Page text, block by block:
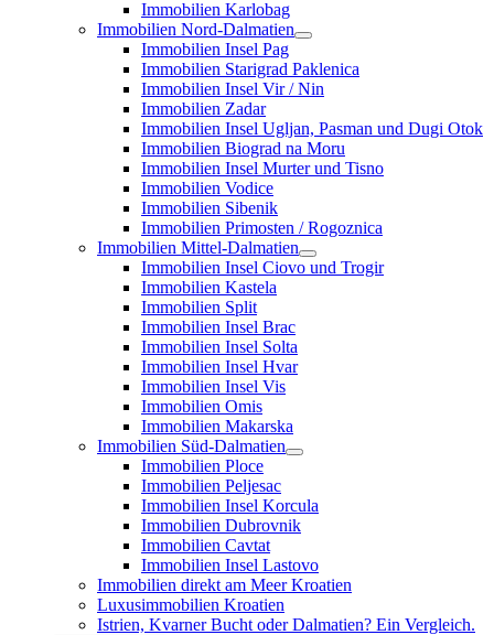
Immobilien Karlobag
Immobilien Nord-Dalmatien
Immobilien Insel Pag
Immobilien Starigrad Paklenica
Immobilien Insel Vir / Nin
Immobilien Zadar
Immobilien Insel Ugljan, Pasman und Dugi Otok
Immobilien Biograd na Moru
Immobilien Insel Murter und Tisno
Immobilien Vodice
Immobilien Sibenik
Immobilien Primosten / Rogoznica
Immobilien Mittel-Dalmatien
Immobilien Insel Ciovo und Trogir
Immobilien Kastela
Immobilien Split
Immobilien Insel Brac
Immobilien Insel Solta
Immobilien Insel Hvar
Immobilien Insel Vis
Immobilien Omis
Immobilien Makarska
Immobilien Süd-Dalmatien
Immobilien Ploce
Immobilien Peljesac
Immobilien Insel Korcula
Immobilien Dubrovnik
Immobilien Cavtat
Immobilien Insel Lastovo
Immobilien direkt am Meer Kroatien
Luxusimmobilien Kroatien
Istrien, Kvarner Bucht oder Dalmatien? Ein Vergleich.